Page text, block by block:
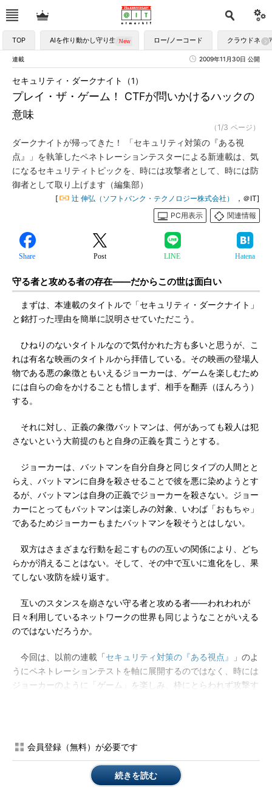
TOP AIを作り動かし守り生かす ロー/ノーコード クラウドネイ
連載 2009年11月30日 公開
プレイ・ザ・ゲーム！ CTFが問いかけるハックの
意味
セキュリティ・ダークナイト（1）
（1/3 ページ）
ダークナイトが帰ってきた！ 「セキュリティ対策の『ある視
点』」を執筆したペネトレーションテスターによる新連載は、気
になるセキュリティトピックを、時には攻撃者として、時には防
御者として取り上げます（編集部）
[ 辻 伸弘（ソフトバンク・テクノロジー株式会社）
，＠IT]
PC用表示
関連情報
Share Post LINE Hatena
守る者と攻める者の存在――だからこの世は面白い
まずは、本連載のタイトルで「セキュリティ・ダークナイト」
と銘打った理由を簡単に説明させていただこう。
ひねりのないタイトルなので気付かれた方も多いと思うが、こ
れは有名な映画のタイトルから拝借している。その映画の登場人
物である悪の象徴ともいえるジョーカーは、ゲームを楽しむため
には自らの命をかけることも惜しまず、相手を翻弄（ほんろう）
する。
それに対し、正義の象徴バットマンは、何があっても殺人は犯
さないという大前提のもと自身の正義を貫こうとする。
ジョーカーは、バットマンを自分自身と同じタイプの人間とと
らえ、バットマンに自身を殺させることで彼を悪に染めようとす
るが、バットマンは自身の正義でジョーカーを殺さない。ジョー
カーにとってもバットマンは楽しみの対象、いわば「おもちゃ」
であるためジョーカーもまたバットマンを殺そうとはしない。
双方はさまざまな行動を起こすものの互いの関係により、どち
らかが消えることはない。そして、その中で互いに進化をし、果
てしない攻防を繰り返す。
互いのスタンスを崩さない守る者と攻める者――われわれが
日々利用しているネットワークの世界も同じようなことがいえる
のではないだろうか。
今回は、以前の連載「セキュリティ対策の『ある視点』
」のよ
うにペネトレーションテストを軸に展開するのではなく、時には
ジョーカーのように「ゲーム」を楽しみ、枠にとらわれず攻撃す
そして第1回では、筆者がチャレンジしたゲームを皆さんに紹
会員登録（無料）が必要です
続きを読む